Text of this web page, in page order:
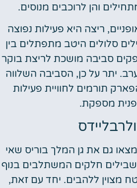
והן לרוכבים מנוסים.
ריצה היא פעילות נפוצה
סלולים היטב מתפתלים בין
סביבה מושכת לריצת בוקר
יתר על כן, הסביבה השלווה
תורמים לחוויית פעילות
מספקת.
גם את גן המלך בוריס שאי
חלקים המשתלבים בנוף
מצוין ללהבים. יחד עם זאת,